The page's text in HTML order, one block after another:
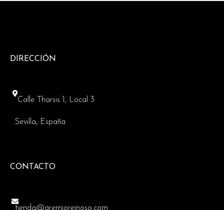
DIRECCIÓN
Calle Tharsis 1, Local 3
Sevilla, España
CONTACTO
tienda@gremioreinoso.com